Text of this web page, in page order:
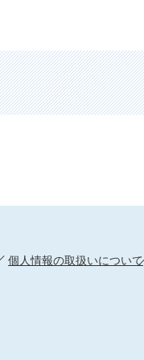
個人情報の取扱いについて